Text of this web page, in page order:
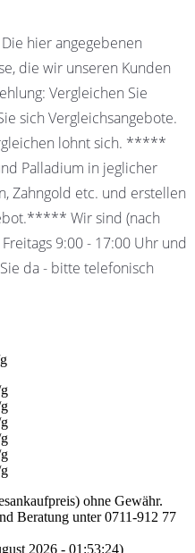
hier angegebenen
die wir unseren Kunden
Vergleichen Sie
sich Vergleichsangebote.
lohnt sich. *****
Palladium in jeglicher
Zahngold etc. und erstellen
Wir sind (nach
9:00 - 17:00 Uhr und
da - bitte telefonisch
ohne Gewähr.
Beratung unter 0711-912 77
2026 - 01:53:24)